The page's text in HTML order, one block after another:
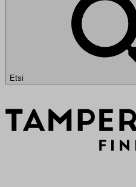
Etsi